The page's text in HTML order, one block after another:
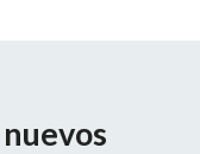
nuevos